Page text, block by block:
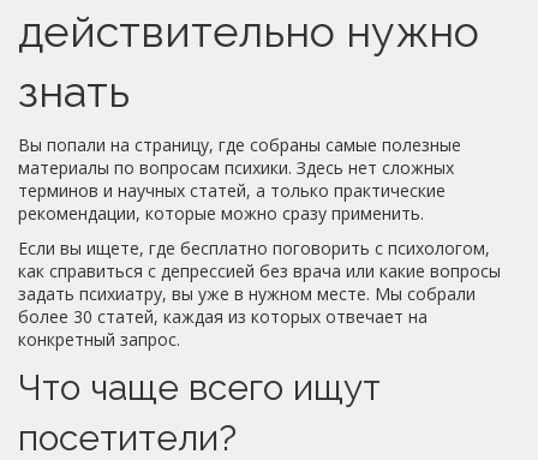
действительно нужно
знать
Вы попали на страницу, где собраны самые полезные
материалы по вопросам психики. Здесь нет сложных
терминов и научных статей, а только практические
рекомендации, которые можно сразу применить.
Если вы ищете, где бесплатно поговорить с психологом,
как справиться с депрессией без врача или какие вопросы
задать психиатру, вы уже в нужном месте. Мы собрали
более 30 статей, каждая из которых отвечает на
конкретный запрос.
Что чаще всего ищут
посетители?